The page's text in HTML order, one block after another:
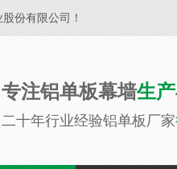
份有限公司！
专注铝单板幕墙生产
二十年行业经验铝单板厂家